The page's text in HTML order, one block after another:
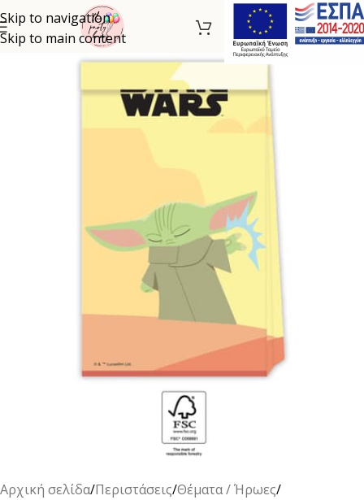
Skip to navigation
Skip to main content
Αρχική σελίδα Περιστάσεις Θέματα / Ήρωες